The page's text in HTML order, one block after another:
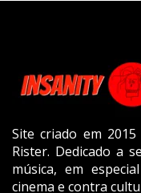
Site criado em
Rister. Dedicado a
música, em
cinema e contra